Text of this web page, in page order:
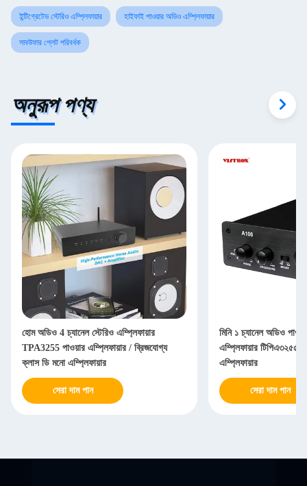
ইন্টিগ্রেটেড স্টেরিও এম্প্লিফায়ার হাইফাই পাওয়ার অডিও এম্প্লিফায়ার
সাবউফার প্লেট পরিবর্ধক
অনুরূপ পণ্য
হোম অডিও 4 চ্যানেল স্টেরিও এম্প্লিফায়ার
TPA3255 পাওয়ার এম্প্লিফায়ার / ব্রিজযোগ্য
ক্লাস ডি মনো এম্প্লিফায়ার
সেরা দাম পান
মিনি ১ চ্যানেল অডিও
এম্প্লিফায়ার টিপিএ৩২৫৫
এম্প্লিফায়ার
সেরা দাম পান